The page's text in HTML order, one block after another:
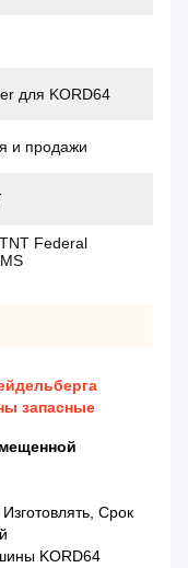
для KORD64
и продажи
Federal
запасные
Срок
KORD64